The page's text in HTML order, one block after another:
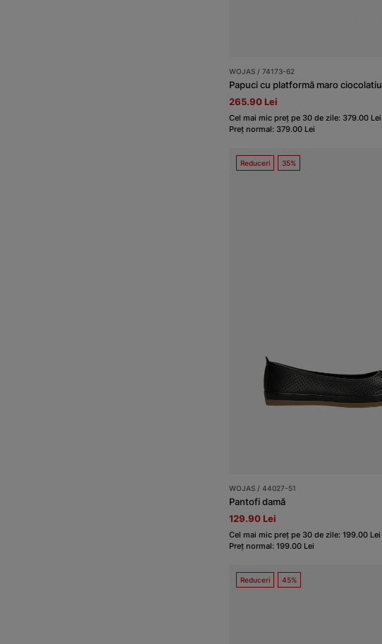
WOJAS / 74173-62
Papuci cu platformă maro ciocolatiu
265.90 Lei
Cel mai mic preț pe 30 de zile: 379.00 Lei
Preț normal: 379.00 Lei
Reduceri 35%
WOJAS / 44027-51
Pantofi damă
129.90 Lei
Cel mai mic preț pe 30 de zile: 199.00 Lei
Preț normal: 199.00 Lei
Reduceri 45%